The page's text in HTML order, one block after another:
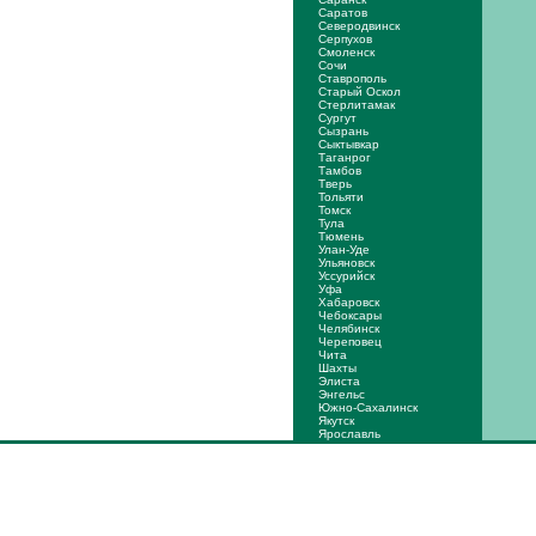
Саратов
Северодвинск
Серпухов
Смоленск
Сочи
Ставрополь
Старый Оскол
Стерлитамак
Сургут
Сызрань
Сыктывкар
Таганрог
Тамбов
Тверь
Тольяти
Томск
Тула
Тюмень
Улан-Уде
Ульяновск
Уссурийск
Уфа
Хабаровск
Чебоксары
Челябинск
Череповец
Чита
Шахты
Элиста
Энгельс
Южно-Сахалинск
Якутск
Ярослaвль